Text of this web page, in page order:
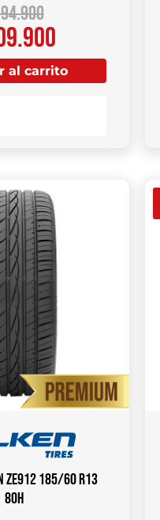
al carrito
ZE912 185/60 R13
80H